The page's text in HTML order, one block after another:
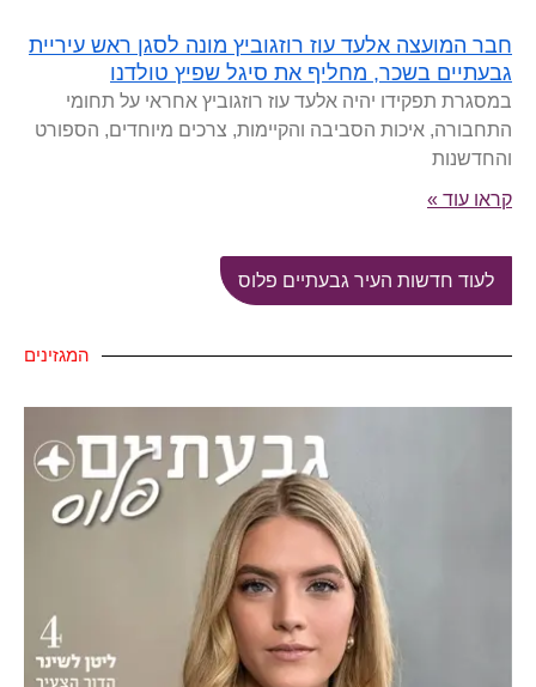
חבר המועצה אלעד עוז רוזגוביץ מונה לסגן ראש עיריית
גבעתיים בשכר, מחליף את סיגל שפיץ טולדנו
במסגרת תפקידו יהיה אלעד עוז רוזגוביץ אחראי על תחומי
התחבורה, איכות הסביבה והקיימות, צרכים מיוחדים, הספורט
והחדשנות
קראו עוד »
לעוד חדשות העיר גבעתיים פלוס
המגזינים